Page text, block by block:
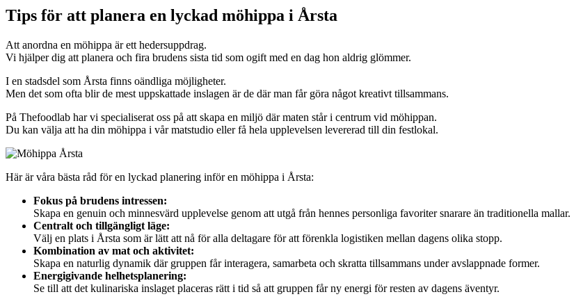
Tips för att planera en lyckad möhippa i Årsta
Att anordna en möhippa är ett hedersuppdrag.
Vi hjälper dig att planera och fira brudens sista tid som ogift med en dag hon aldrig glömmer.
I en stadsdel som Årsta finns oändliga möjligheter.
Men det som ofta blir de mest uppskattade inslagen är de där man får göra något kreativt tillsammans.
På Thefoodlab har vi specialiserat oss på att skapa en miljö där maten står i centrum vid möhippan.
Du kan välja att ha din möhippa i vår matstudio eller få hela upplevelsen levererad till din festlokal.
Här är våra bästa råd för en lyckad planering inför en möhippa i Årsta:
Fokus på brudens intressen:
Skapa en genuin och minnesvärd upplevelse genom att utgå från hennes personliga favoriter snarare än traditionella mallar.
Centralt och tillgängligt läge:
Välj en plats i Årsta som är lätt att nå för alla deltagare för att förenkla logistiken mellan dagens olika stopp.
Kombination av mat och aktivitet:
Skapa en naturlig dynamik där gruppen får interagera, samarbeta och skratta tillsammans under avslappnade former.
Energigivande helhetsplanering:
Se till att det kulinariska inslaget placeras rätt i tid så att gruppen får ny energi för resten av dagens äventyr.